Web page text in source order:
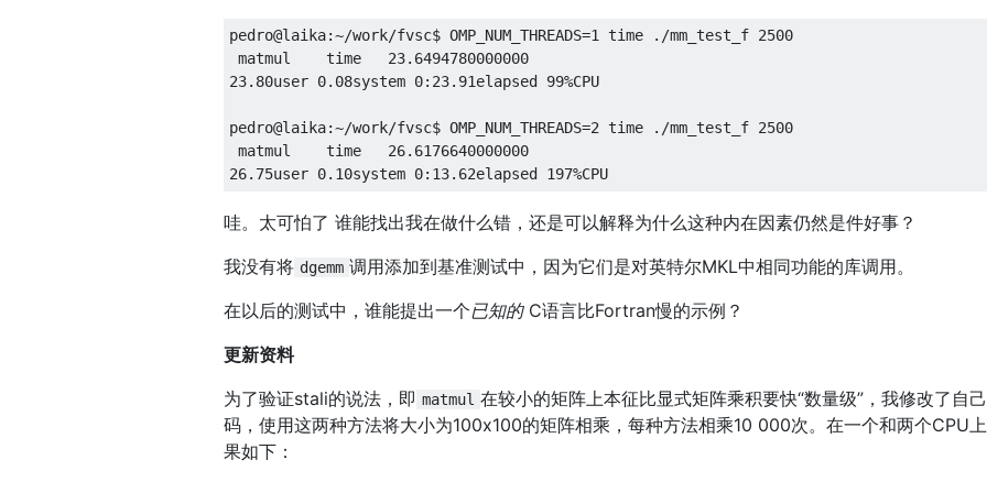
pedro@laika:~/work/fvsc$ OMP_NUM_THREADS=1 time ./mm_test_f 2500
matmul    time 23.6494780000000
23.80user 0.08system 0: 23.91elapsed 99%CPU
pedro@laika:~/work/fvsc$ OMP_NUM_THREADS=2 time ./mm_test_f 2500
matmul    time 26.6176640000000
26.75user 0.10system 0: 13.62elapsed 197%CPU
哇。太可怕了 谁能找出我在做什么错，还是可以解释为什么这种内在因素仍然是件好事？
我没有将 dgemm 调用添加到基准测试中，因为它们是对英特尔MKL中相同功能的库调用。
在以后的测试中，谁能提出一个已知的C语言比Fortran慢的示例？
更新资料
为了验证stali的说法，即 matmul 在较小的矩阵上本征比显式矩阵乘积要快“数量级”，我修改了自
码，使用这两种方法将大小为100x100的矩阵相乘，每种方法相乘10 000次。在一个和两个CPU
果如下：